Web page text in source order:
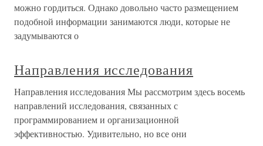
можно гордиться. Однако довольно часто размещением
подобной информации занимаются люди, которые не
задумываются о
Направления исследования
Направления исследования Мы рассмотрим здесь восемь
направлений исследования, связанных с
программированием и организационной
эффективностью. Удивительно, но все они